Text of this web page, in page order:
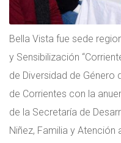
Bella Vista fue sede
y Sensibilización
de Diversidad de Género
de Corrientes con la
de la Secretaría de
Niñez, Familia y Atención